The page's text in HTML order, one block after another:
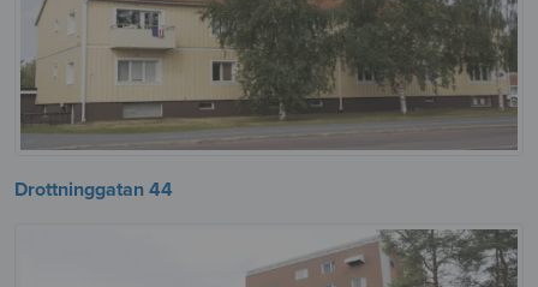
Drottninggatan 44